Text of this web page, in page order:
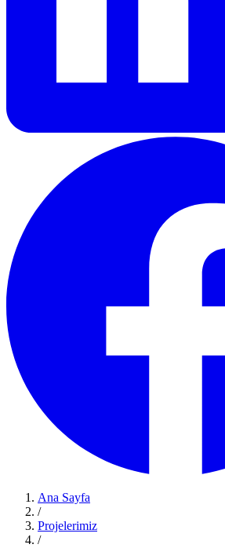
Ana Sayfa
/
Projelerimiz
/